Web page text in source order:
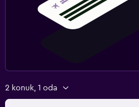
2 konuk, 1 oda